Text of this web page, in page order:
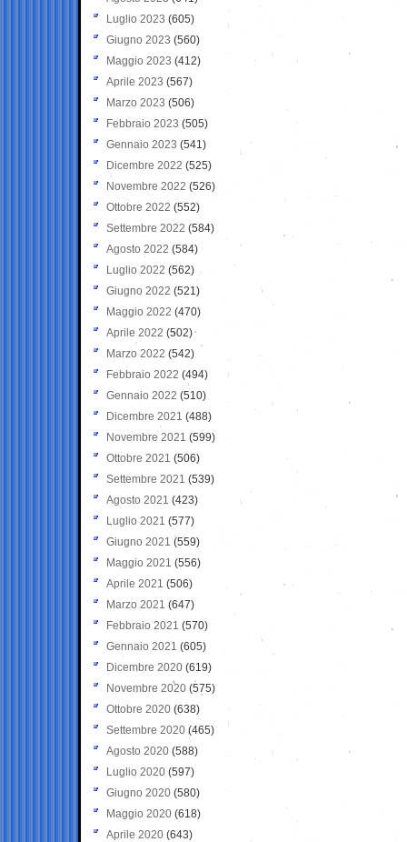
Luglio 2023 (605)
Giugno 2023 (560)
Maggio 2023 (412)
Aprile 2023 (567)
Marzo 2023 (506)
Febbraio 2023 (505)
Gennaio 2023 (541)
Dicembre 2022 (525)
Novembre 2022 (526)
Ottobre 2022 (552)
Settembre 2022 (584)
Agosto 2022 (584)
Luglio 2022 (562)
Giugno 2022 (521)
Maggio 2022 (470)
Aprile 2022 (502)
Marzo 2022 (542)
Febbraio 2022 (494)
Gennaio 2022 (510)
Dicembre 2021 (488)
Novembre 2021 (599)
Ottobre 2021 (506)
Settembre 2021 (539)
Agosto 2021 (423)
Luglio 2021 (577)
Giugno 2021(559)
Maggio 2021 (556)
Aprile 2021 (506)
Marzo 2021 (647)
Febbraio 2021 (570)
Gennaio 2021 (605)
Dicembre 2020 (619)
Novembre 2020 (575)
Ottobre 2020 (638)
Settembre 2020(465)
Agosto 2020 (588)
Luglio 2020 (597)
Giugno 2020 (580)
Maggio 2020 (618)
Aprile 2020 (643)